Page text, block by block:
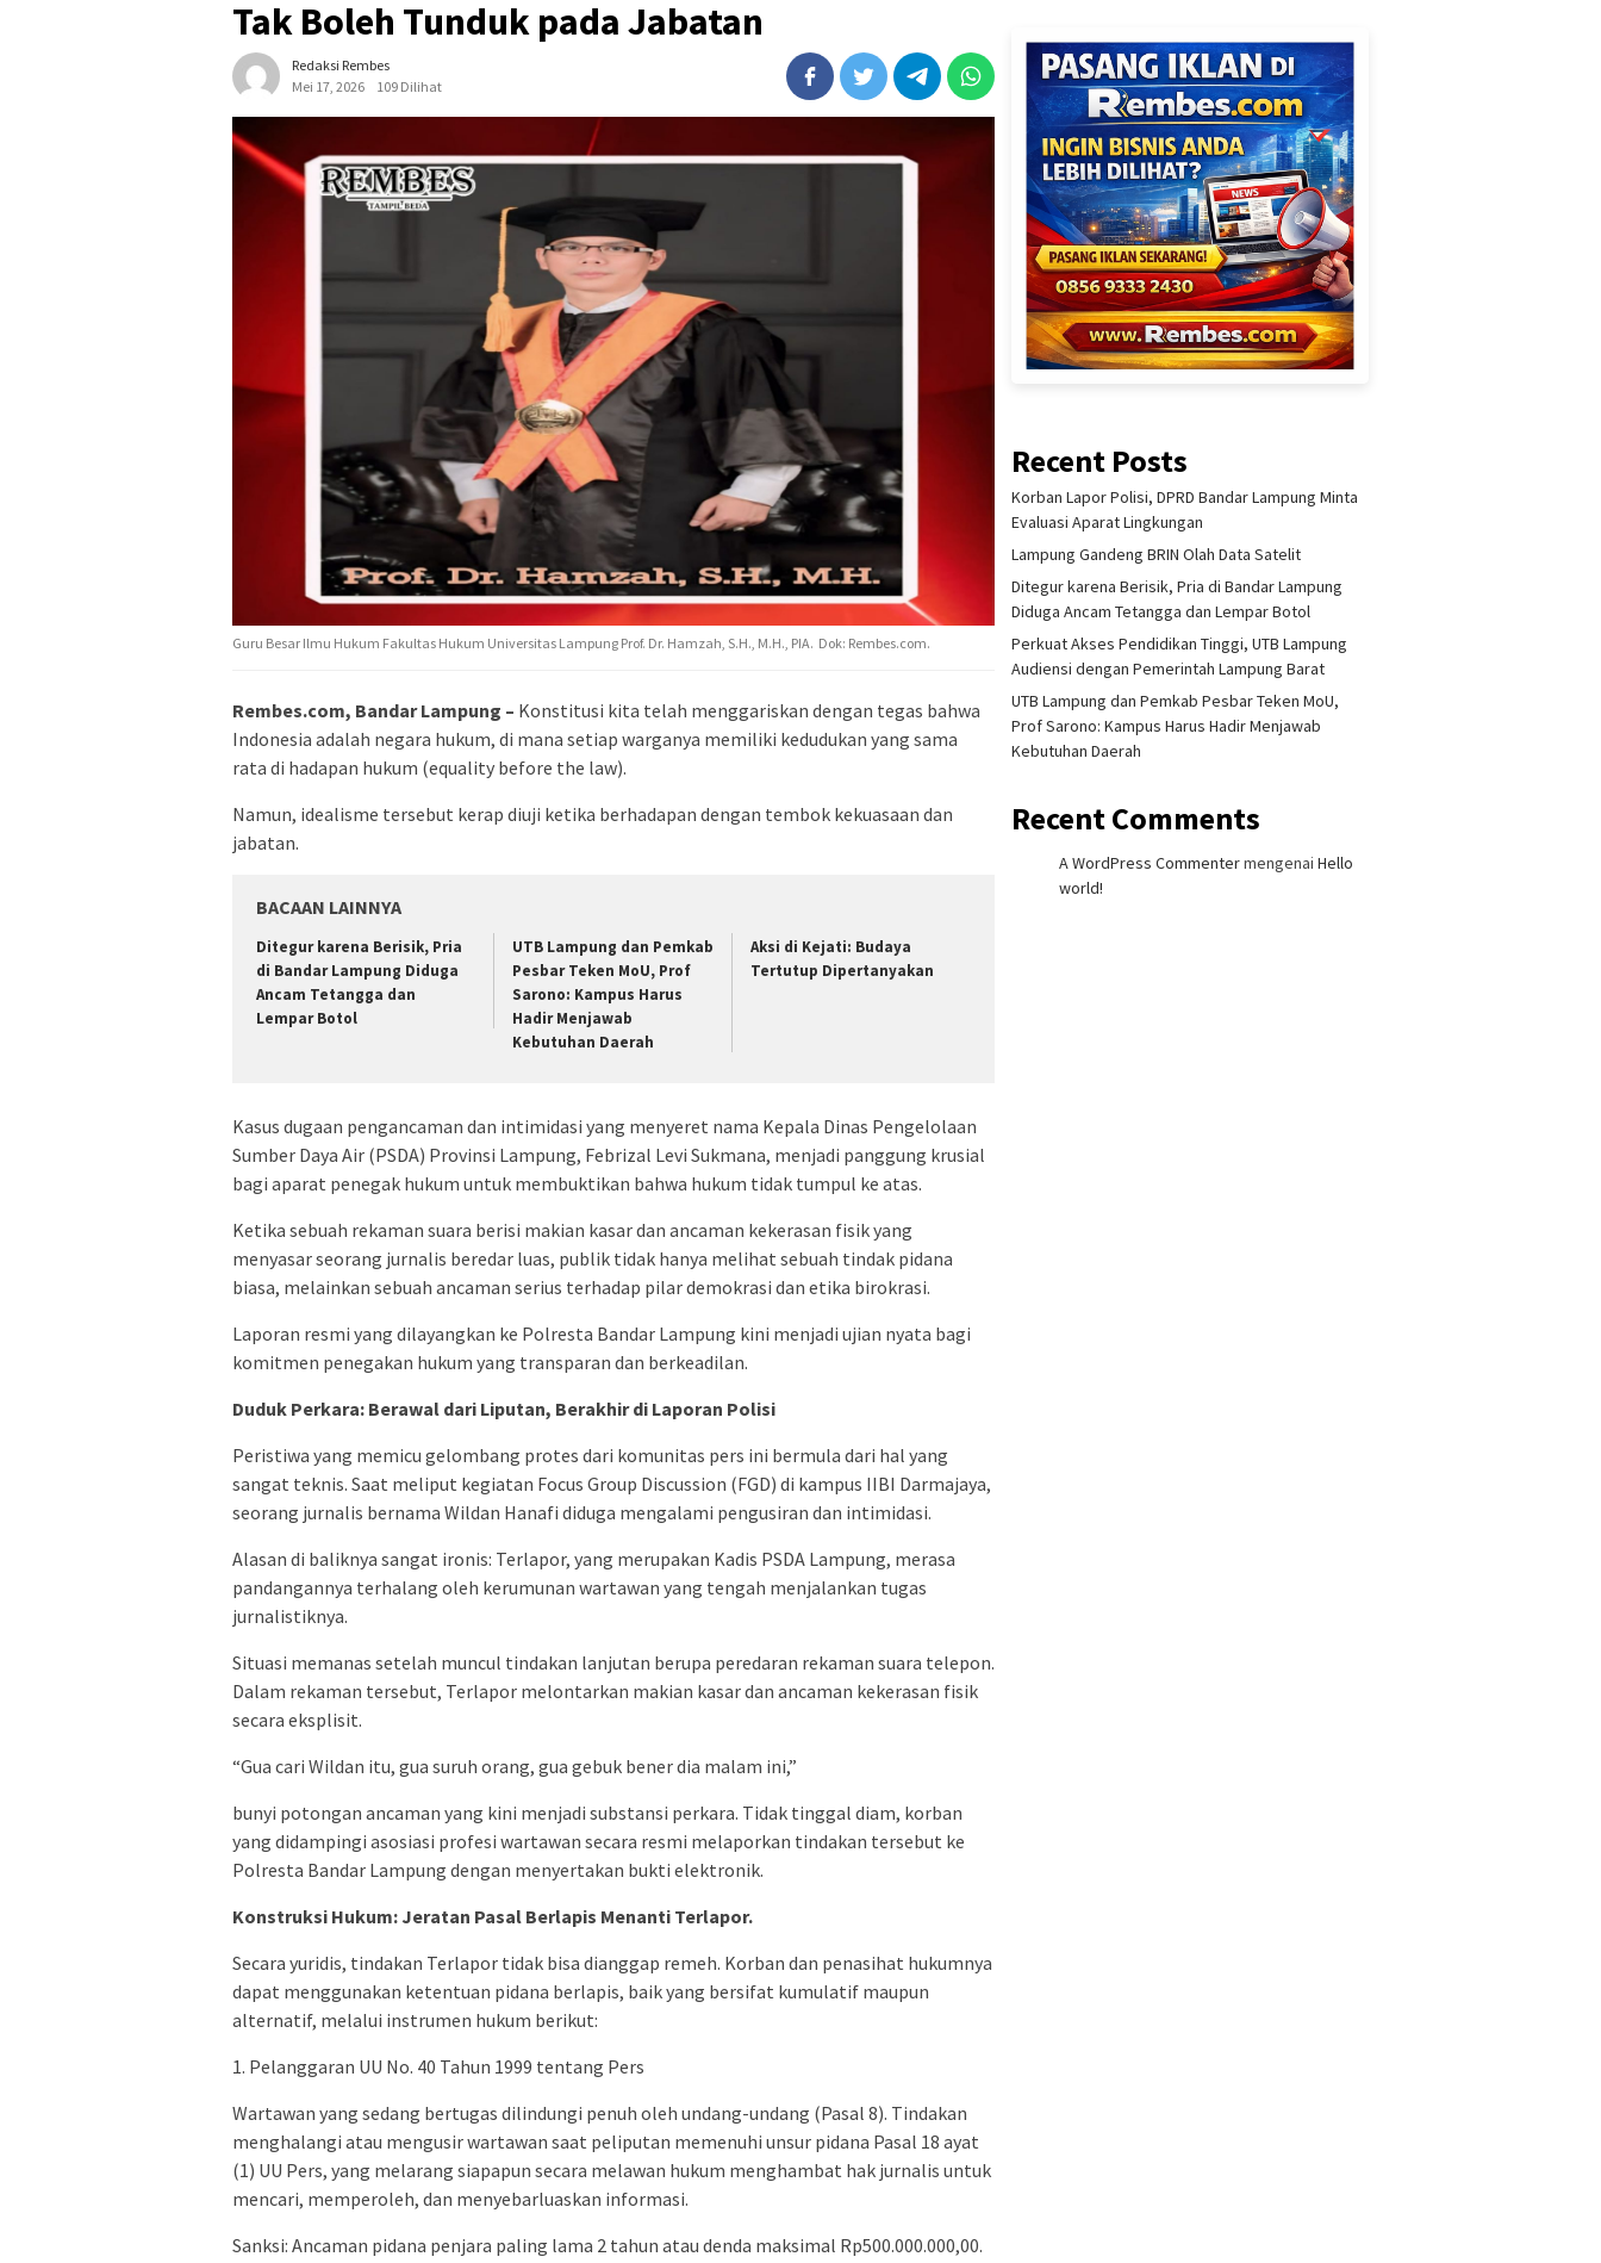
Tak Boleh Tunduk pada Jabatan
Redaksi Rembes
Mei 17, 2026
109 Dilihat
Guru Besar Ilmu Hukum Fakultas Hukum Universitas Lampung Prof. Dr. Hamzah, S.H., M.H., PIA. Dok: Rembes.com.
Rembes.com, Bandar Lampung – Konstitusi kita telah menggariskan dengan tegas bahwa
Indonesia adalah negara hukum, di mana setiap warganya memiliki kedudukan yang sama
rata di hadapan hukum (equality before the law).
Namun, idealisme tersebut kerap diuji ketika berhadapan dengan tembok kekuasaan dan
jabatan.
BACAAN LAINNYA
Ditegur karena Berisik, Pria
di Bandar Lampung Diduga
Ancam Tetangga dan
Lempar Botol
UTB Lampung dan Pemkab
Pesbar Teken MoU, Prof
Sarono: Kampus Harus
Hadir Menjawab
Kebutuhan Daerah
Aksi di Kejati: Budaya
Tertutup Dipertanyakan
Kasus dugaan pengancaman dan intimidasi yang menyeret nama Kepala Dinas Pengelolaan
Sumber Daya Air (PSDA) Provinsi Lampung, Febrizal Levi Sukmana, menjadi panggung krusial
bagi aparat penegak hukum untuk membuktikan bahwa hukum tidak tumpul ke atas.
Ketika sebuah rekaman suara berisi makian kasar dan ancaman kekerasan fisik yang
menyasar seorang jurnalis beredar luas, publik tidak hanya melihat sebuah tindak pidana
biasa, melainkan sebuah ancaman serius terhadap pilar demokrasi dan etika birokrasi.
Laporan resmi yang dilayangkan ke Polresta Bandar Lampung kini menjadi ujian nyata bagi
komitmen penegakan hukum yang transparan dan berkeadilan.
Duduk Perkara: Berawal dari Liputan, Berakhir di Laporan Polisi
Peristiwa yang memicu gelombang protes dari komunitas pers ini bermula dari hal yang
sangat teknis. Saat meliput kegiatan Focus Group Discussion (FGD) di kampus IIBI Darmajaya,
seorang jurnalis bernama Wildan Hanafi diduga mengalami pengusiran dan intimidasi.
Alasan di baliknya sangat ironis: Terlapor, yang merupakan Kadis PSDA Lampung, merasa
pandangannya terhalang oleh kerumunan wartawan yang tengah menjalankan tugas
jurnalistiknya.
Situasi memanas setelah muncul tindakan lanjutan berupa peredaran rekaman suara telepon.
Dalam rekaman tersebut, Terlapor melontarkan makian kasar dan ancaman kekerasan fisik
secara eksplisit.
“Gua cari Wildan itu, gua suruh orang, gua gebuk bener dia malam ini,”
bunyi potongan ancaman yang kini menjadi substansi perkara. Tidak tinggal diam, korban
yang didampingi asosiasi profesi wartawan secara resmi melaporkan tindakan tersebut ke
Polresta Bandar Lampung dengan menyertakan bukti elektronik.
Konstruksi Hukum: Jeratan Pasal Berlapis Menanti Terlapor.
Secara yuridis, tindakan Terlapor tidak bisa dianggap remeh. Korban dan penasihat hukumnya
dapat menggunakan ketentuan pidana berlapis, baik yang bersifat kumulatif maupun
alternatif, melalui instrumen hukum berikut:
1. Pelanggaran UU No. 40 Tahun 1999 tentang Pers
Wartawan yang sedang bertugas dilindungi penuh oleh undang-undang (Pasal 8). Tindakan
menghalangi atau mengusir wartawan saat peliputan memenuhi unsur pidana Pasal 18 ayat
(1) UU Pers, yang melarang siapapun secara melawan hukum menghambat hak jurnalis untuk
mencari, memperoleh, dan menyebarluaskan informasi.
Sanksi: Ancaman pidana penjara paling lama 2 tahun atau denda maksimal Rp500.000.000,00.
Recent Posts
Korban Lapor Polisi, DPRD Bandar Lampung Minta
Evaluasi Aparat Lingkungan
Lampung Gandeng BRIN Olah Data Satelit
Ditegur karena Berisik, Pria di Bandar Lampung
Diduga Ancam Tetangga dan Lempar Botol
Perkuat Akses Pendidikan Tinggi, UTB Lampung
Audiensi dengan Pemerintah Lampung Barat
UTB Lampung dan Pemkab Pesbar Teken MoU,
Prof Sarono: Kampus Harus Hadir Menjawab
Kebutuhan Daerah
Recent Comments
A WordPress CommentermengenaiHello
world!